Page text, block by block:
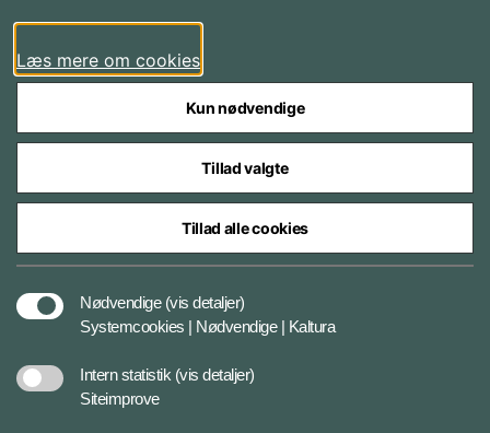
LinkedIn
Styrelser og myndigheder under Forsvarsministeriet
Læs mere om cookies
Kun nødvendige
Tillad valgte
Tillad alle cookies
Nødvendige (vis detaljer)
Systemcookies | Nødvendige | Kaltura
Intern statistik (vis detaljer)
Siteimprove